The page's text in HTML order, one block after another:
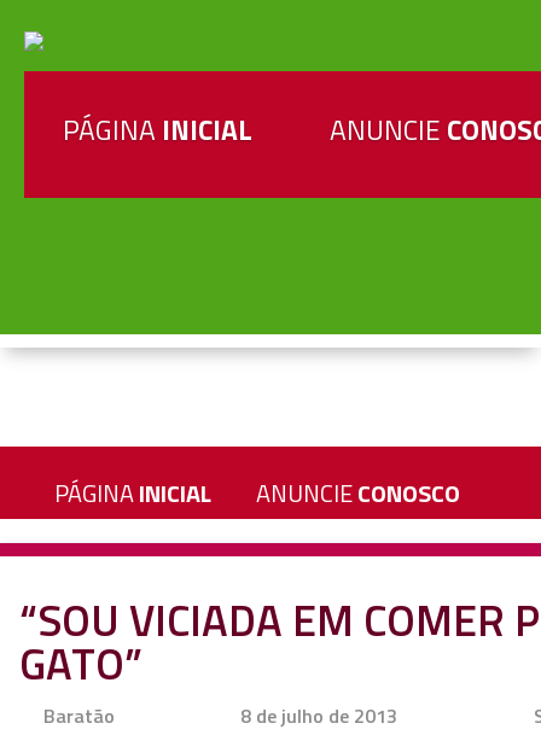
PÁGINA INICIAL ANUNCIE
PÁGINAINICIAL ANUNCIECONOSCO
“SOU VICIADA EM COMER
GATO”
Baratão 8 de julho de 2013